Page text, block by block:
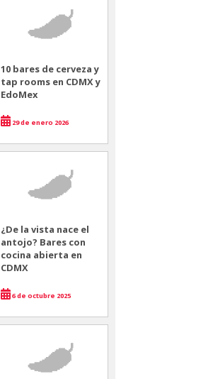
10 bares de cerveza y
tap rooms en CDMX y
EdoMex
29 de enero 2026
¿De la vista nace el
antojo? Bares con
cocina abierta en
CDMX
6 de octubre 2025